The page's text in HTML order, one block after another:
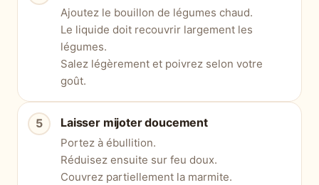
Ajoutez le bouillon de légumes chaud.
Le liquide doit recouvrir largement les
légumes.
Salez légèrement et poivrez selon votre
goût.
Laisser mijoter doucement
Portez à ébullition.
Réduisez ensuite sur feu doux.
Couvrez partiellement la marmite.